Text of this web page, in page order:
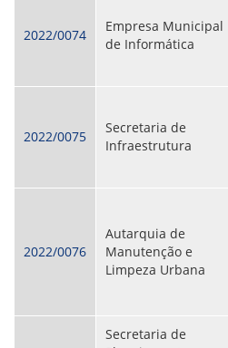
SERVIÇOS
PGDE - PROGRAMA
AFASTAMENTOS DOS
EVENTOS DA EMPREL
PPP - PERFIL
PROGRAMA
PROGRAMA DE
SAÚDE DO
PGDE 2022
PGDE 2023
PGDE 2024
GESTÃO DA INFORMAÇÃO
2022/0074
Empresa Municipal
de Informática
2022/0075
Secretaria de
Infraestrutura
2022/0076
Autarquia de
Manutenção e
Limpeza Urbana
Secretaria de